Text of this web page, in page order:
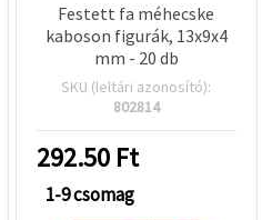
Festett fa méhecske
kaboson figurák, 13x9x4
mm - 20 db
SKU (leltári azonosító):
802814
292.50 Ft
1-9 csomag